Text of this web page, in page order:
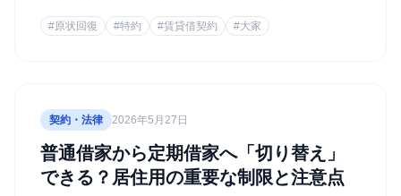
#原状回復 #特約 #賃貸借契約 #大家
契約・法律 2026年5月27日
普通借家から定期借家へ「切り替え」
できる？居住用の重要な制限と注意点